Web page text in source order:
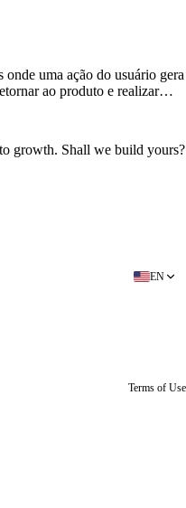
onde uma ação do usuário gera
ao produto e realizar
growth. Shall we build yours?
EN
Terms of Use